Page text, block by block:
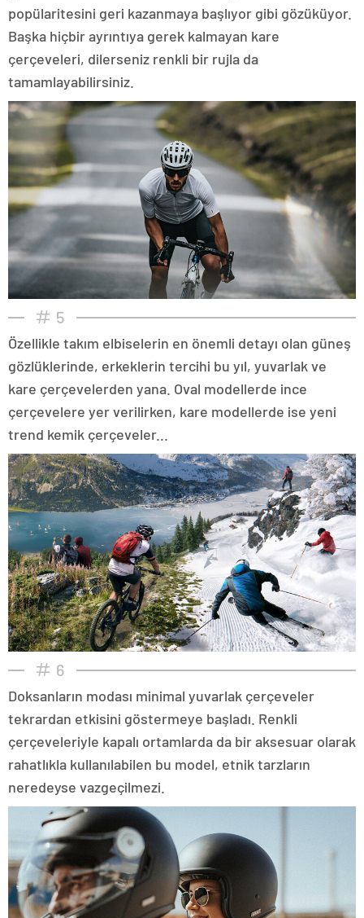
popülaritesini geri kazanmaya başlıyor gibi gözüküyor.
Başka hiçbir ayrıntıya gerek kalmayan kare
çerçeveleri, dilerseniz renkli bir rujla da
tamamlayabilirsiniz.
5
Özellikle takım elbiselerin en önemli detayı olan güneş
gözlüklerinde, erkeklerin tercihi bu yıl, yuvarlak ve
kare çerçevelerden yana. Oval modellerde ince
çerçevelere yer verilirken, kare modellerde ise yeni
trend kemik çerçeveler...
6
Doksanların modası minimal yuvarlak çerçeveler
tekrardan etkisini göstermeye başladı. Renkli
çerçeveleriyle kapalı ortamlarda da bir aksesuar olarak
rahatlıkla kullanılabilen bu model, etnik tarzların
neredeyse vazgeçilmezi.